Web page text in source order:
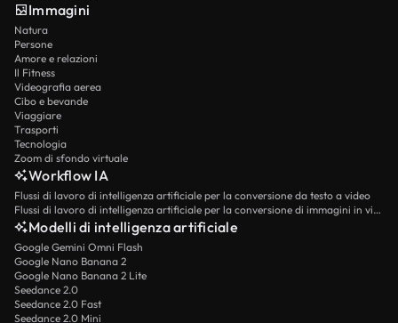
Immagini
Natura
Persone
Amore e relazioni
Il Fitness
Videografia aerea
Cibo e bevande
Viaggiare
Trasporti
Tecnologia
Zoom di sfondo virtuale
Workflow IA
Flussi di lavoro di intelligenza artificiale per la conversione da testo a video
Flussi di lavoro di intelligenza artificiale per la conversione di immagini in video
Modelli di intelligenza artificiale
Google Gemini Omni Flash
Google Nano Banana 2
Google Nano Banana 2 Lite
Seedance 2.0
Seedance 2.0 Fast
Seedance 2.0 Mini